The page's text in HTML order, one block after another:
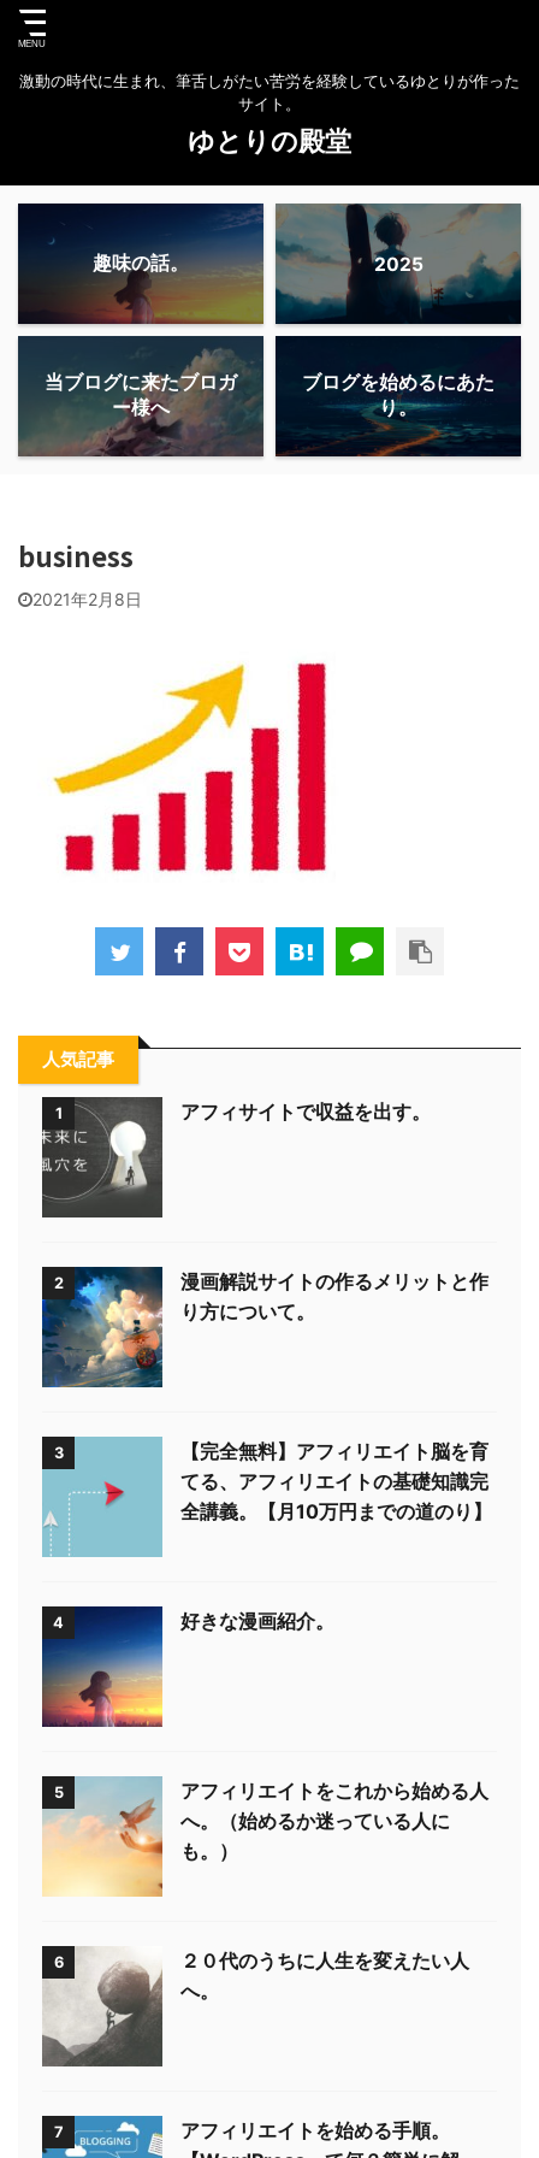
激動の時代に生まれ、筆舌しがたい苦労を経験しているゆとりが作った
サイト。
ゆとりの殿堂
趣味の話。 2025
当ブログに来たブロガ
ー様へ
ブログを始めるにあた
り。
business
2021年2月8日
人気記事
1 アフィサイトで収益を出す。
2
漫画解説サイトの作るメリットと作
り方について。
3
【完全無料】アフィリエイト脳を育
てる、アフィリエイトの基礎知識完
全講義。【月10万円までの道のり】
4 好きな漫画紹介。
5
アフィリエイトをこれから始める人
へ。（始めるか迷っている人に
も。）
6
２０代のうちに人生を変えたい人
へ。
7
アフィリエイトを始める手順。